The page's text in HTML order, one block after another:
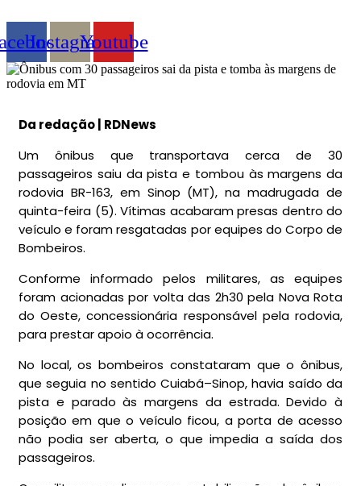
InstagramYoutube
Da redação | RDNews
Um ônibus que transportava cerca de 30
passageiros saiu da pista e tombou às margens da
rodovia BR-163, em Sinop (MT), na madrugada de
quinta-feira (5). Vítimas acabaram presas dentro do
veículo e foram resgatadas por equipes do Corpo de
Bombeiros.
Conforme informado pelos militares, as equipes
foram acionadas por volta das 2h30 pela Nova Rota
do Oeste, concessionária responsável pela rodovia,
para prestar apoio à ocorrência.
No local, os bombeiros constataram que o ônibus,
que seguia no sentido Cuiabá–Sinop, havia saído da
pista e parado às margens da estrada. Devido à
posição em que o veículo ficou, a porta de acesso
não podia ser aberta, o que impedia a saída dos
passageiros.